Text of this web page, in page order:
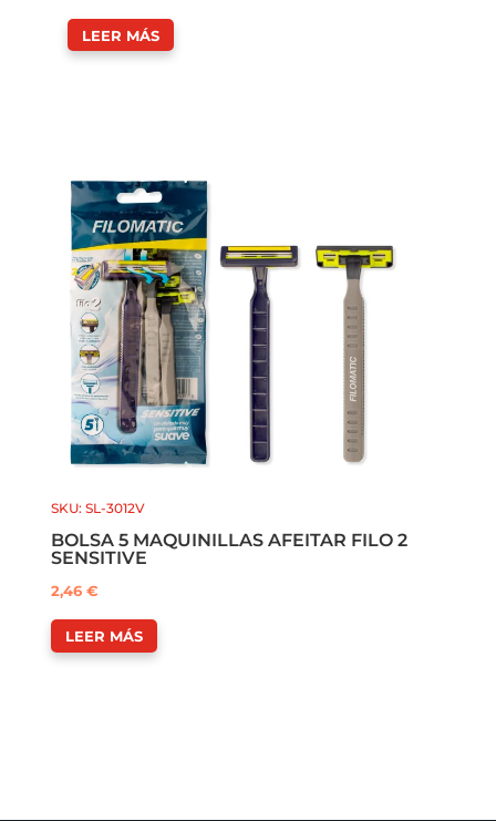
LEER MÁS
SKU: SL-3012V
BOLSA 5 MAQUINILLAS AFEITAR FILO 2
SENSITIVE
2,46€
LEER MÁS